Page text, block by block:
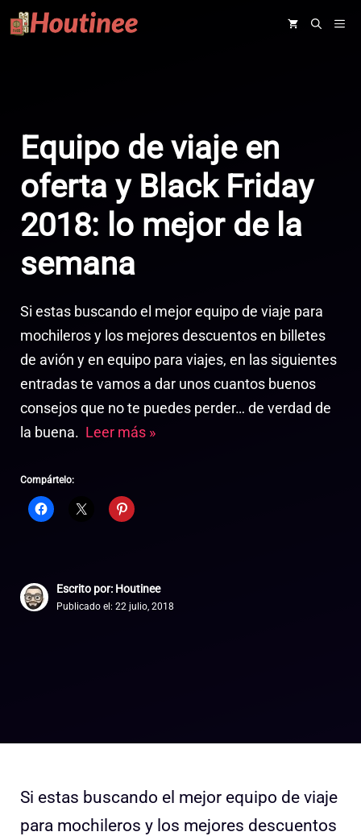
Saltar
al
Equipo de viaje en
oferta y Black Friday
2018: lo mejor de la
semana
Si estas buscando el mejor equipo de viaje para
mochileros y los mejores descuentos en billetes
de avión y en equipo para viajes, en las siguientes
entradas te vamos a dar unos cuantos buenos
consejos que no te puedes perder… de verdad de
la buena. Leer más »
Compártelo:
Escrito por: Houtinee
Publicado el: 22 julio, 2018
Si estas buscando el mejor equipo de viaje
para mochileros y los mejores descuentos